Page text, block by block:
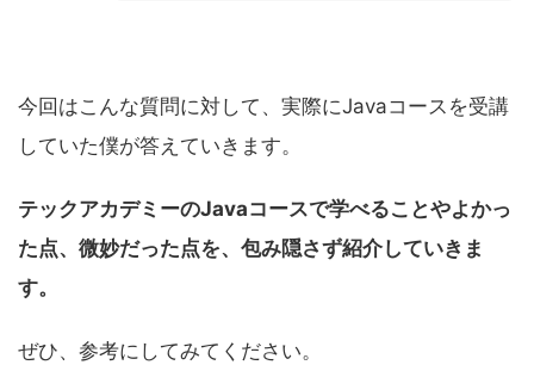
今回はこんな質問に対して、実際にJavaコースを受講
していた僕が答えていきます。
テックアカデミーのJavaコースで学べることやよかっ
た点、微妙だった点を、包み隠さず紹介していきま
す。
ぜひ、参考にしてみてください。